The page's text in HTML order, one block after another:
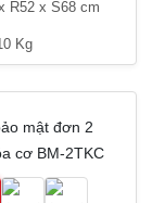
R52 x S68 cm
Kg